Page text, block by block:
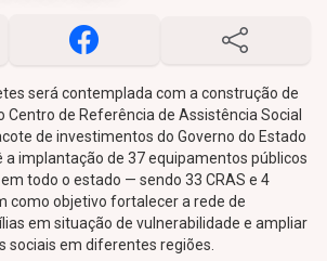
será contemplada com a construção de
Centro de Referência de Assistência Social
de investimentos do Governo do Estado
a implantação de 37 equipamentos públicos
todo o estado — sendo 33 CRAS e 4
como objetivo fortalecer a rede de
em situação de vulnerabilidade e ampliar
sociais em diferentes regiões.